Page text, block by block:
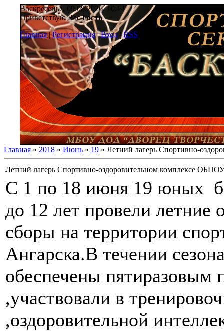
Воскресенье, 09.08.2026, 10:14
Приветствую Вас Гость
Главная|Регистрация|Вход|RSS
Главная » 2018 » Июнь » 19 » Летний лагерь Спортивно-
Летний лагерь Спортивно-оздоровительном комплексе
С 1 по 18 июня 19 юных
до 12 лет провели летние
сборы на территории
Ангарска.В течении
обеспечены пятиразовым
,участвовали в
,оздоровительной